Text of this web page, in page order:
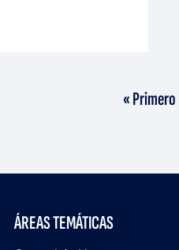
Primera
« Primero
ÁREAS TEMÁTICAS